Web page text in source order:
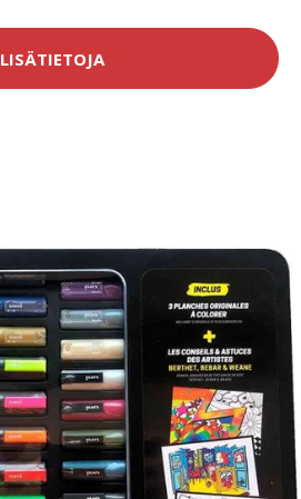
LISÄTIETOJA